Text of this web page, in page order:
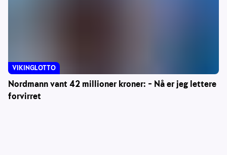
Nordmann vant 42 millioner kroner: – Nå er jeg lettere
forvirret
VIKINGLOTTO